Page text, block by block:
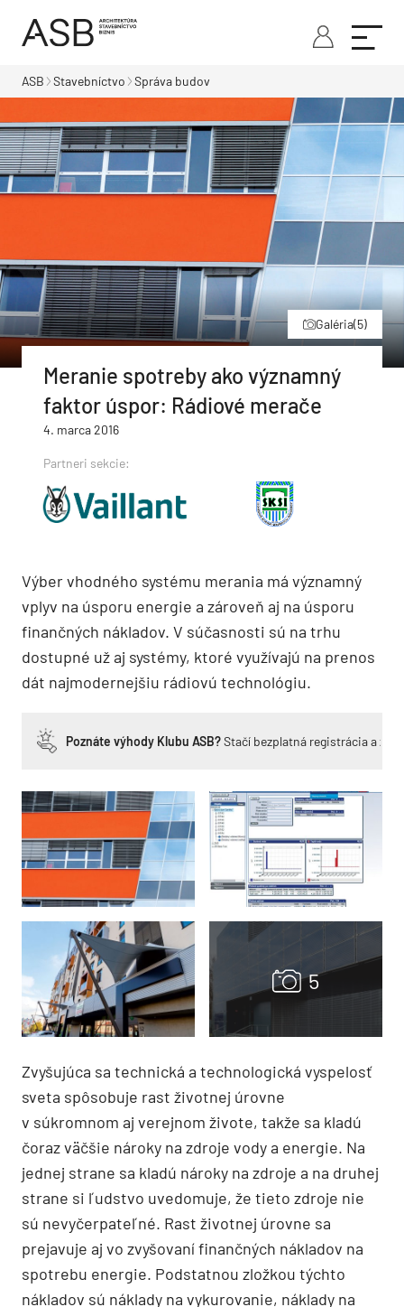
ASB Stavebníctvo Správa budov
Galéria(5)
Meranie spotreby ako významný
faktor úspor: Rádiové merače
4. marca 2016
Partneri sekcie:
Výber vhodného systému merania má významný
vplyv na úsporu energie a zároveň aj na úsporu
finančných nákladov. V súčasnosti sú na trhu
dostupné už aj systémy, ktoré využívajú na prenos
dát najmodernejšiu rádiovú technológiu.
Poznáte výhody Klubu ASB?Stačí bezplatná registrácia a
Zvyšujúca sa technická a technologická vyspelosť
sveta spôsobuje rast životnej úrovne
v súkromnom aj verejnom živote, takže sa kladú
čoraz väčšie nároky na zdroje vody a energie. Na
jednej strane sa kladú nároky na zdroje a na druhej
strane si ľudstvo uvedomuje, že tieto zdroje nie
sú nevyčerpateľné. Rast životnej úrovne sa
prejavuje aj vo zvyšovaní finančných nákladov na
spotrebu energie. Podstatnou zložkou týchto
nákladov sú náklady na vykurovanie, náklady na